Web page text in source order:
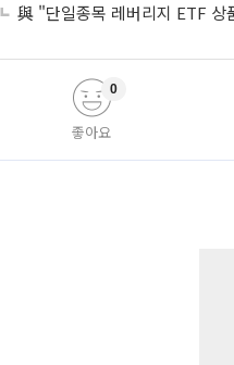
與 "단일종목 레버리지 ETF
좋아요
0